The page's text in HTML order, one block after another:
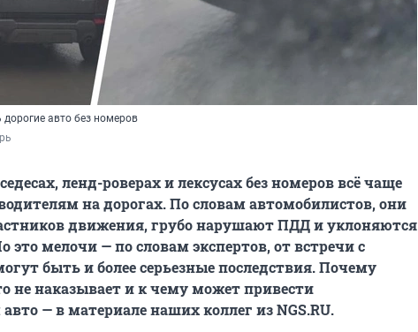
авто без номеров
ленд-роверах и лексусах без номеров всё чаще
на дорогах. По словам автомобилистов, они
движения, грубо нарушают ПДД и уклоняются
мелочи — по словам экспертов, от встречи с
быть и более серьезные последствия. Почему
не наказывает и к чему может привести
— в материале наших коллег из NGS.RU.